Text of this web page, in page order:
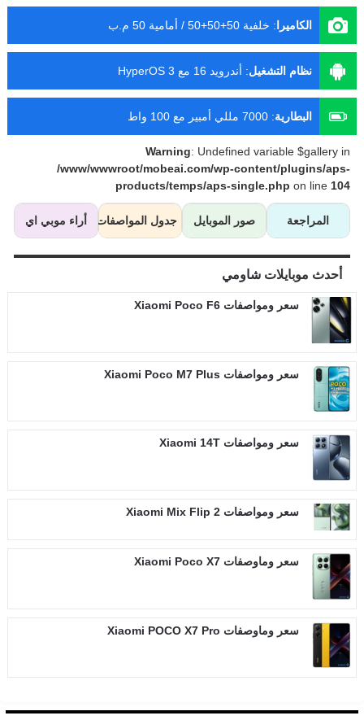
الكاميرا : خلفية 50+50+50 / أمامية 50 م.ب
نظام التشغيل: أندرويد 16 مع HyperOS 3
البطارية: 7000 مللي أمبير مع 100 واط
Warning: Undefined variable $gallery in
/www/wwwroot/mobeai.com/wp-content/plugins/aps-
products/temps/aps-single.php on line 104
المراجعة صور الموبايل جدول المواصفات أراء موبي اي
أحدث موبايلات شاومي
سعر ومواصفات Xiaomi Poco F6
سعر ومواصفات Xiaomi Poco M7 Plus
سعر ومواصفات Xiaomi 14T
سعر ومواصفات Xiaomi Mix Flip 2
سعر وماوصفات Xiaomi Poco X7
سعر وماوصفات Xiaomi POCO X7 Pro